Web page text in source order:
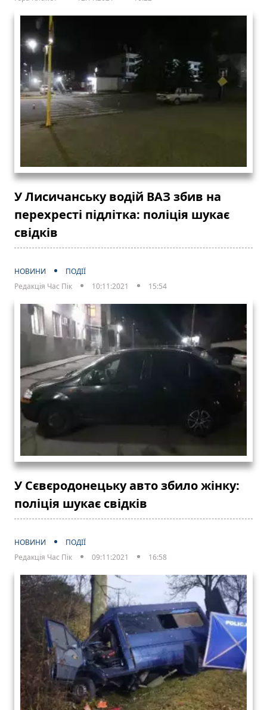
У Лисичанську водій ВАЗ збив на
перехресті підлітка: поліція шукає
свідків
НОВИНИ
ПОДІЇ
Редакція Час Пік
10:11:2021 15:54
У Сєвєродонецьку авто збило жінку:
поліція шукає свідків
НОВИНИ
ПОДІЇ
Редакція Час Пік
09:11:2021 16:58